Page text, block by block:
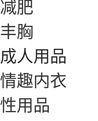
减肥
丰胸
成人用品
情趣内衣
性用品